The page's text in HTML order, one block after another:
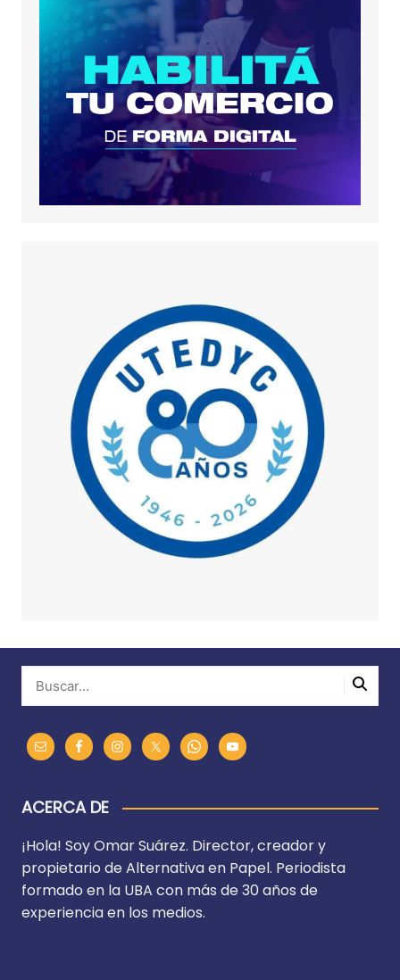
ACERCA DE
¡Hola! Soy Omar Suárez. Director, creador y
propietario de Alternativa en Papel. Periodista
formado en la UBA con más de 30 años de
experiencia en los medios.